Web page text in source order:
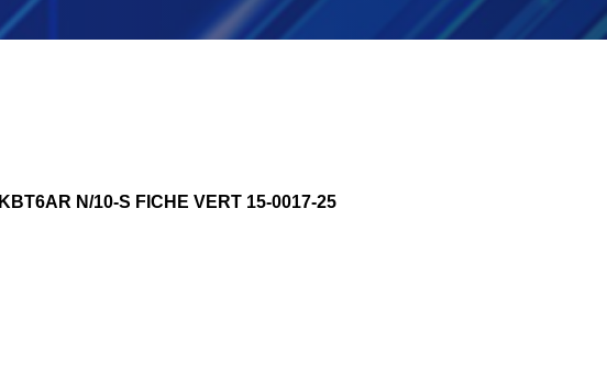
KBT6AR N/10-S FICHE VERT 15-0017-25